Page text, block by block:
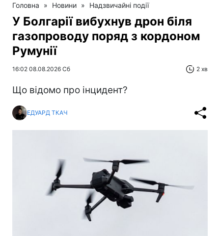
Головна » Новини » Надзвичайні події
У Болгарії вибухнув дрон біля
газопроводу поряд з кордоном
Румунії
16:02 08.08.2026 Сб 2 хв
Що відомо про інцидент?
ЕДУАРД ТКАЧ